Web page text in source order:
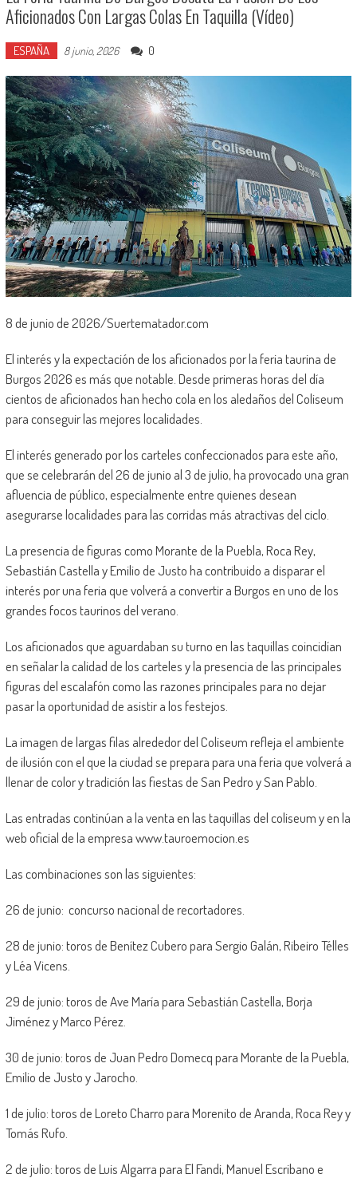
Aficionados Con Largas Colas En Taquilla (vídeo)
ESPAÑA 8 junio, 2026 0
8 de junio de 2026/Suertematador.com
El interés y la expectación de los aficionados por la feria taurina de
Burgos 2026 es más que notable. Desde primeras horas del día
cientos de aficionados han hecho cola en los aledaños del Coliseum
para conseguir las mejores localidades.
El interés generado por los carteles confeccionados para este año,
que se celebrarán del 26 de junio al 3 de julio, ha provocado una gran
afluencia de público, especialmente entre quienes desean
asegurarse localidades para las corridas más atractivas del ciclo.
La presencia de figuras como Morante de la Puebla, Roca Rey,
Sebastián Castella y Emilio de Justo ha contribuido a disparar el
interés por una feria que volverá a convertir a Burgos en uno de los
grandes focos taurinos del verano.
Los aficionados que aguardaban su turno en las taquillas coincidían
en señalar la calidad de los carteles y la presencia de las principales
figuras del escalafón como las razones principales para no dejar
pasar la oportunidad de asistir a los festejos.
La imagen de largas filas alrededor del Coliseum refleja el ambiente
de ilusión con el que la ciudad se prepara para una feria que volverá a
llenar de color y tradición las fiestas de San Pedro y San Pablo.
Las entradas continúan a la venta en las taquillas del coliseum y en la
web oficial de la empresa www.tauroemocion.es
Las combinaciones son las siguientes:
26 de junio: concurso nacional de recortadores.
28 de junio: toros de Benítez Cubero para Sergio Galán, Ribeiro Télles
y Léa Vicens.
29 de junio: toros de Ave María para Sebastián Castella, Borja
Jiménez y Marco Pérez.
30 de junio: toros de Juan Pedro Domecq para Morante de la Puebla,
Emilio de Justo y Jarocho.
1 de julio: toros de Loreto Charro para Morenito de Aranda, Roca Rey y
Tomás Rufo.
2 de julio: toros de Luis Algarra para El Fandi, Manuel Escribano e